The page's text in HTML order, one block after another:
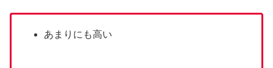
あまりにも高い